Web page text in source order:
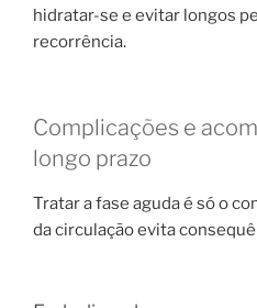
hidratar-se e evitar longos
recorrência.
Complicações e
longo prazo
Tratar a fase aguda é só o
da circulação evita